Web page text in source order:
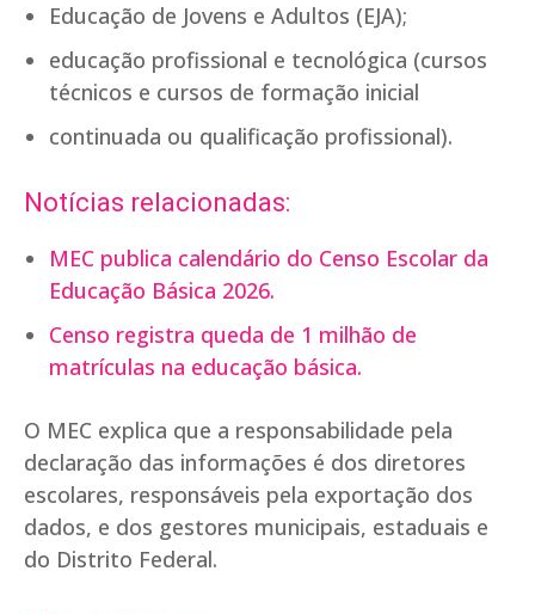
Educação de Jovens e Adultos (EJA);
educação profissional e tecnológica (cursos
técnicos e cursos de formação inicial
continuada ou qualificação profissional).
Notícias relacionadas:
MEC publica calendário do Censo Escolar da
Educação Básica 2026.
Censo registra queda de 1 milhão de
matrículas na educação básica.
O MEC explica que a responsabilidade pela
declaração das informações é dos diretores
escolares, responsáveis pela exportação dos
dados, e dos gestores municipais, estaduais e
do Distrito Federal.